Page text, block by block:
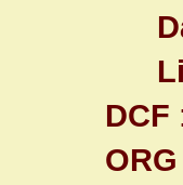
DCF
ORG